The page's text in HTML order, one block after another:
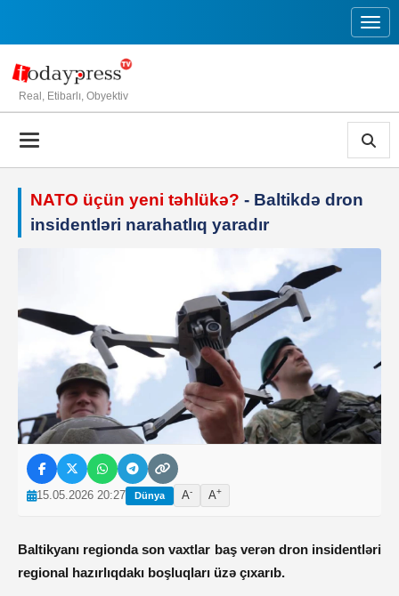
Real, Etibarlı, Obyektiv
NATO üçün yeni təhlükə? - Baltikdə dron
insidentləri narahatlıq yaradır
15.05.2026 20:27 Dünya A- A+
Baltikyanı regionda son vaxtlar baş verən dron insidentləri
regional hazırlıqdakı boşluqları üzə çıxarıb.